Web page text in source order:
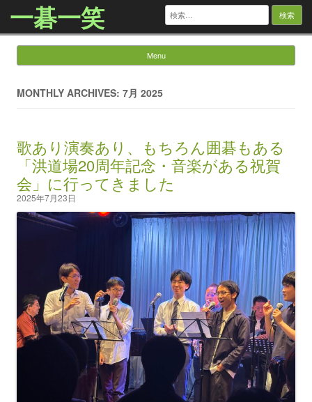
一碁一笑 検
索:
Menu
MONTHLY ARCHIVES: 7月 2025
歌あり演奏あり、もちろん囲碁もある
「洪道場20周年記念・音楽がある祝賀
会」に行ってきました
2025年7月23日